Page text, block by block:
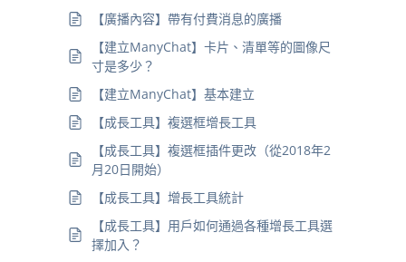
【廣播內容】帶有付費消息的廣播
【建立ManyChat】卡片、清單等的圖像尺
寸是多少？
【建立ManyChat】基本建立
【成長工具】複選框增長工具
【成長工具】複選框插件更改（從2018年2
月20日開始）
【成長工具】增長工具統計
【成長工具】用戶如何通過各種增長工具選
擇加入？